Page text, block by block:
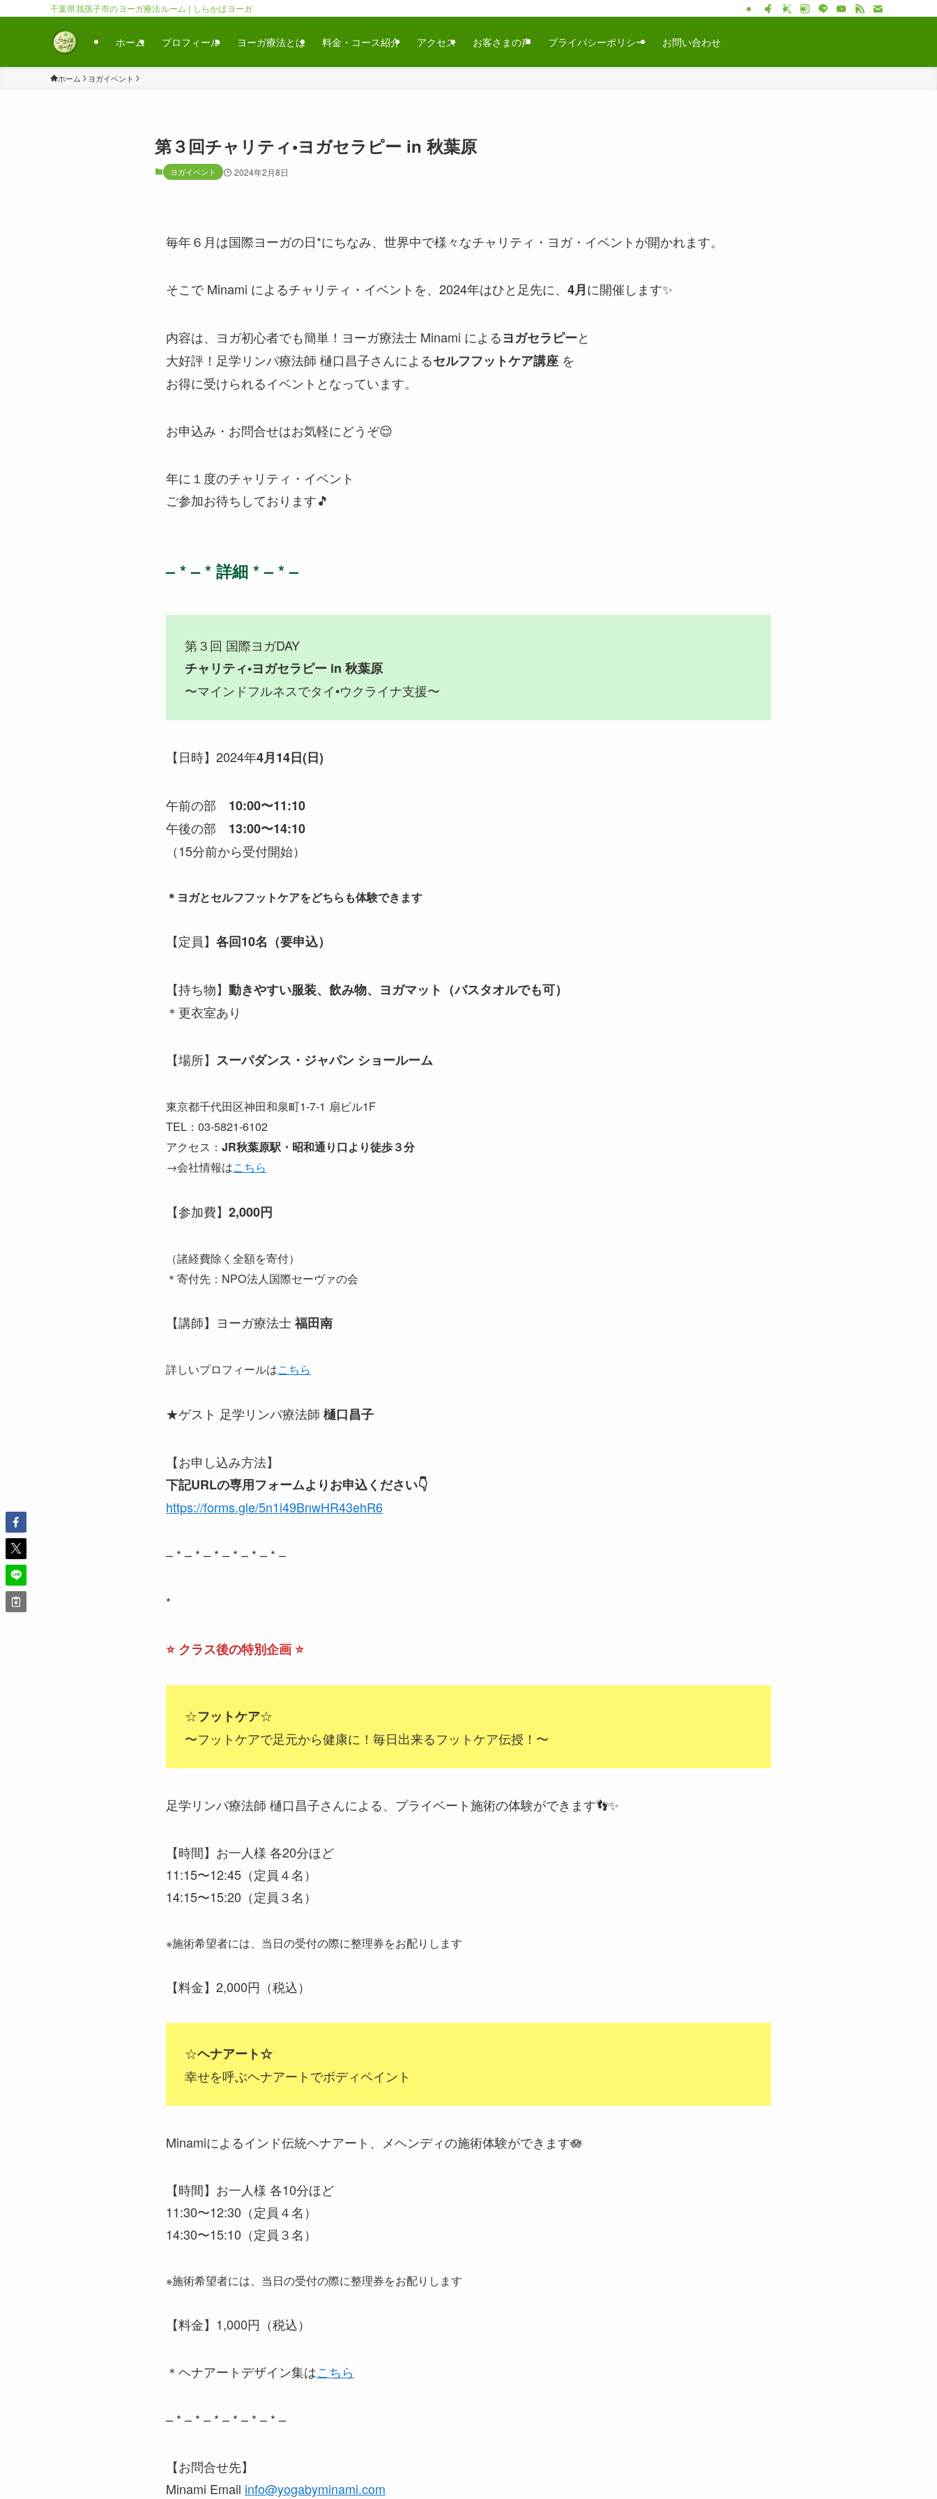
千葉県我孫子市のヨーガ療法ルーム | しらかばヨーガ
ホーム プロフィール ヨーガ療法とは 料金・コース紹介 アクセス お客さまの声 プライバシーポリシー お問い合わせ
ホーム ヨガイベント
第３回チャリティ•ヨガセラピー in 秋葉原
ヨガイベント 2024年2月8日
毎年６月は国際ヨーガの日*にちなみ、世界中で様々なチャリティ・ヨガ・イベントが開かれます。
そこで Minami によるチャリティ・イベントを、2024年はひと足先に、 4月に開催します✨
内容は、ヨガ初心者でも簡単！ヨーガ療法士 Minami によるヨガセラピーと
大好評！足学リンパ療法師 樋口昌子さんによるセルフフットケア講座 を
お得に受けられるイベントとなっています。
お申込み・お問合せはお気軽にどうぞ😌
年に１度のチャリティ・イベント
ご参加お待ちしております🎵
– * – * 詳細 * – * –
第３回 国際ヨガDAY
チャリティ•ヨガセラピー in 秋葉原
〜マインドフルネスでタイ•ウクライナ支援〜
【日時】2024年4月14日(日)
午前の部 10:00〜11:10
午後の部 13:00〜14:10
（15分前から受付開始）
＊ヨガとセルフフットケアをどちらも体験できます
【定員】 各回10名（要申込）
【持ち物】 動きやすい服装、飲み物、ヨガマット（バスタオルでも可）
＊更衣室あり
【場所】 スーパダンス・ジャパン ショールーム
東京都千代田区神田和泉町1-7-1 扇ビル1F
TEL：03-5821-6102
アクセス： JR秋葉原駅・昭和通り口より徒歩３分
→会社情報はこちら
【参加費】 2,000円
（諸経費除く全額を寄付）
＊寄付先：NPO法人国際セーヴァの会
【講師】ヨーガ療法士福田南
詳しいプロフィールはこちら
★ゲスト 足学リンパ療法師 樋口昌子
【お申し込み方法】
下記URLの専用フォームよりお申込ください👇
https://forms.gle/5n1i49BnwHR43ehR6
– * – * – * – * – * – * –
*
⭐️ クラス後の特別企画⭐️
☆フットケア☆
〜フットケアで足元から健康に！毎日出来るフットケア伝授！〜
足学リンパ療法師 樋口昌子さんによる、プライベート施術の体験ができます👣✨
【時間】お一人様 各20分ほど
11:15〜12:45（定員４名）
14:15〜15:20（定員３名）
※施術希望者には、当日の受付の際に整理券をお配りします
【料金】2,000円（税込）
☆ヘナアート☆
幸せを呼ぶヘナアートでボディペイント
Minamiによるインド伝統ヘナアート、メヘンディの施術体験ができます🪷
【時間】お一人様 各10分ほど
11:30〜12:30（定員４名）
14:30〜15:10（定員３名）
※施術希望者には、当日の受付の際に整理券をお配りします
【料金】1,000円（税込）
＊ヘナアートデザイン集はこちら
– * – * – * – * – * – * –
【お問合せ先】
Minami Email info@yogabyminami.com